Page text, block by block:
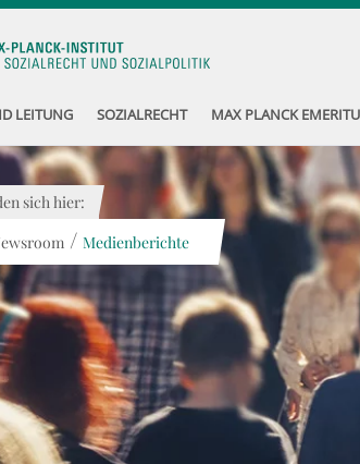
LEITUNG SOZIALRECHT MAX PLANCK
sich hier:
/ Medienberichte